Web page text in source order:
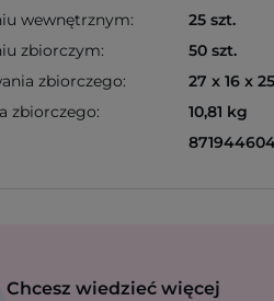
wewnętrznym:
25 szt.
zbiorczym:
50 szt.
zbiorczego:
27 x 16 x
zbiorczego:
10,81 kg
Chcesz wiedzieć więcej